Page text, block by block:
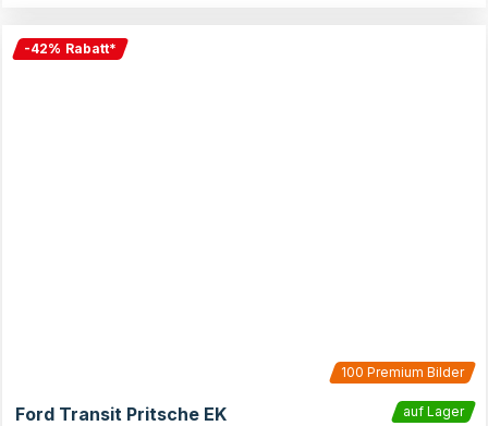
-42% Rabatt*
100 Premium Bilder
Ford Transit Pritsche EK
auf Lager